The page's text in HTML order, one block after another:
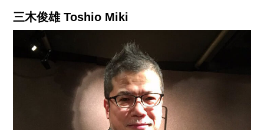
三木俊雄Toshio Miki